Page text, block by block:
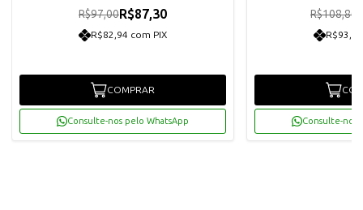
R$97,00R$87,30
R$82,94 com PIX
COMPRAR
Consulte-nos pelo WhatsApp
R$108,80
Consulte-nos